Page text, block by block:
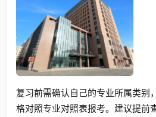
复习前需确认自己的专业所属类别
格对照专业对照表报考。建议提前